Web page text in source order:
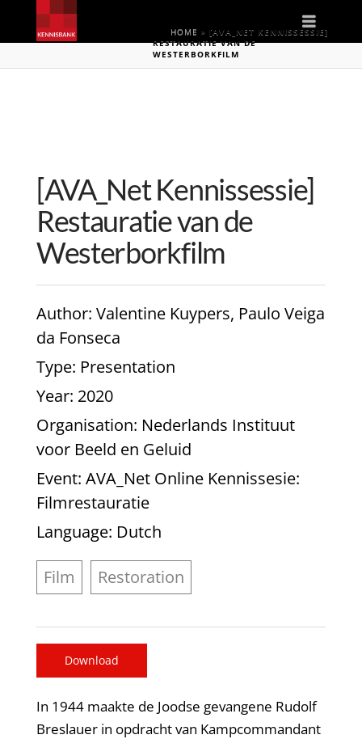
HOME » [AVA_NET KENNISSESSIE]
RESTAURATIE VAN DE
WESTERBORKFILM
[AVA_Net Kennissessie]
Restauratie van de
Westerborkfilm
Author: Valentine Kuypers, Paulo Veiga
da Fonseca
Type: Presentation
Year: 2020
Organisation: Nederlands Instituut
voor Beeld en Geluid
Event: AVA_Net Online Kennissesie:
Filmrestauratie
Language: Dutch
Film Restoration
Download
In 1944 maakte de Joodse gevangene Rudolf
Breslauer in opdracht van Kampcommandant